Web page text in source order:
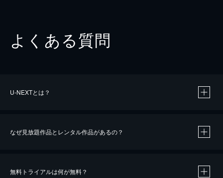
よくある質問
U-NEXTとは？
なぜ見放題作品とレンタル作品があるの？
無料トライアルは何が無料？